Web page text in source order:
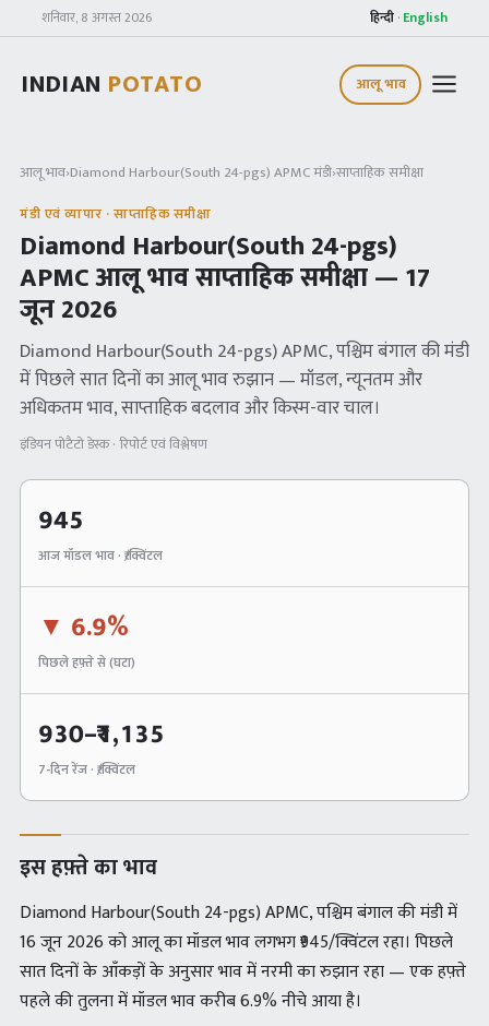
शनिवार, 8 अगस्त 2026 हिन्दी · English
INDIAN POTATO आलू भाव
आलू भाव›Diamond Harbour(South 24-pgs) APMCमंडी›साप्ताहिक समीक्षा
मंडी एवं व्यापार · साप्ताहिक समीक्षा
Diamond Harbour(South 24-pgs)
APMCआलू भाव साप्ताहिक समीक्षा — 17
जून 2026
Diamond Harbour(South 24-pgs) APMC, पश्चिम बंगालकी मंडी
में पिछले सात दिनों का आलू भाव रुझान — मॉडल, न्यूनतम और
अधिकतम भाव, साप्ताहिक बदलाव और किस्म-वार चाल।
इंडियन पोटैटो डेस्क · रिपोर्ट एवं विश्लेषण
945
आज मॉडल भाव · ₹/क्विंटल
▼ 6.9%
पिछले हफ़्ते से (घटा)
930–₹1,135
7-दिन रेंज · ₹/क्विंटल
इस हफ़्ते का भाव
Diamond Harbour(South 24-pgs) APMC, पश्चिम बंगाल की मंडी में
16 जून 2026 को आलू का मॉडल भाव लगभग ₹945/क्विंटल रहा। पिछले
सात दिनों के आँकड़ों के अनुसार भाव में नरमी का रुझान रहा — एक हफ़्ते
पहले की तुलना में मॉडल भाव करीब 6.9% नीचे आया है।